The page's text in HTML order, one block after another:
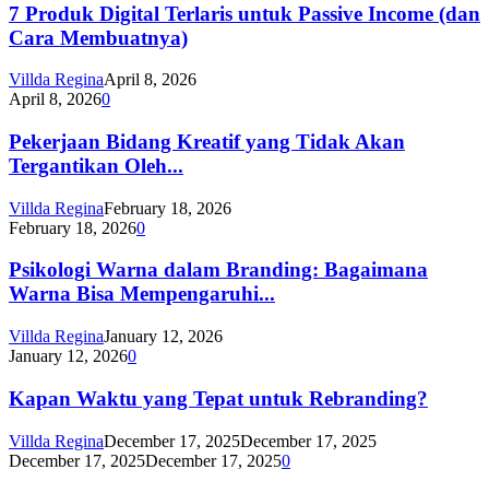
7 Produk Digital Terlaris untuk Passive Income (dan
Cara Membuatnya)
Villda ReginaApril 8, 2026
April 8, 20260
Pekerjaan Bidang Kreatif yang Tidak Akan
Tergantikan Oleh...
Villda ReginaFebruary 18, 2026
February 18, 20260
Psikologi Warna dalam Branding: Bagaimana
Warna Bisa Mempengaruhi...
Villda ReginaJanuary 12, 2026
January 12, 20260
Kapan Waktu yang Tepat untuk Rebranding?
Villda ReginaDecember 17, 2025December 17, 2025
December 17, 2025December 17, 20250